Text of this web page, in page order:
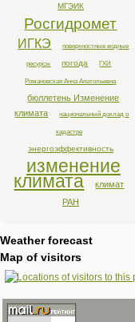
МГЭИК
Росгидромет
ИГКЭ поверхностные водные
ресурсы погода ГХИ
Романовская Анна Анатольевна
бюллетень Изменение
климата
национальный доклад о
кадастре
энергоэффективность
изменение
климата
климат
РАН
Weather forecast
Map of visitors